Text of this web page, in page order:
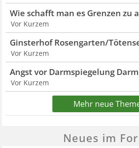
Wie schafft man es Grenzen zu
Vor Kurzem
Ginsterhof Rosengarten/
Vor Kurzem
Angst vor Darmspiegelung
Vor Kurzem
Mehr neue
Neues im